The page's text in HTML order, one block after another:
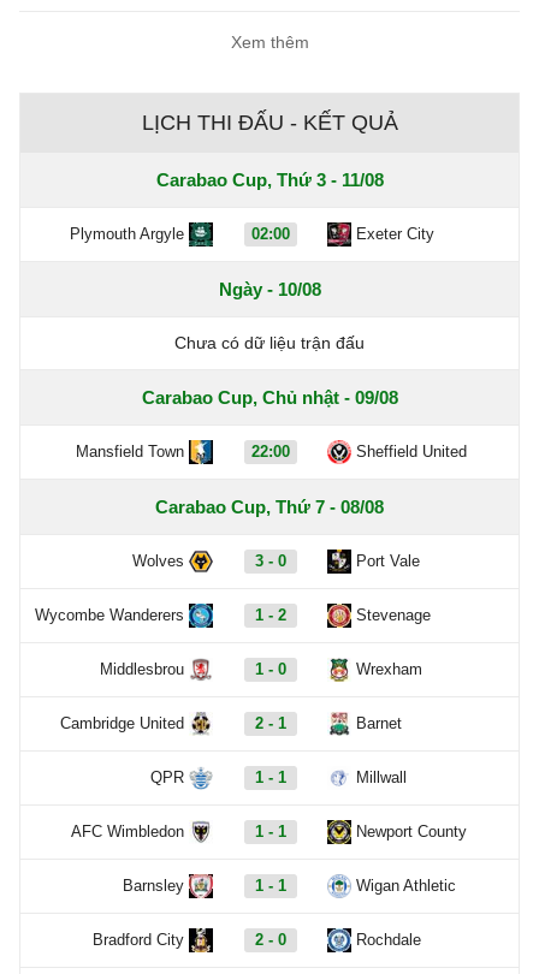
Xem thêm
LỊCH THI ĐẤU - KẾT QUẢ
Carabao Cup, Thứ 3 - 11/08
Plymouth Argyle 02:00 Exeter City
Ngày - 10/08
Chưa có dữ liệu trận đấu
Carabao Cup, Chủ nhật - 09/08
Mansfield Town 22:00 Sheffield United
Carabao Cup, Thứ 7 - 08/08
Wolves 3 - 0 Port Vale
Wycombe Wanderers 1 - 2 Stevenage
Middlesbrou 1 - 0 Wrexham
Cambridge United 2 - 1 Barnet
QPR 1 - 1 Millwall
AFC Wimbledon 1 - 1 Newport County
Barnsley 1 - 1 Wigan Athletic
Bradford City 2 - 0 Rochdale